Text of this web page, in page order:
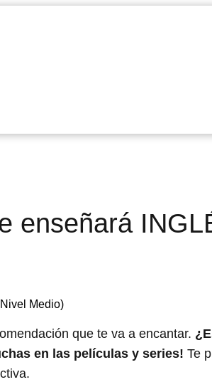
enseñará
que te va a encantar.
en las películas y series! Te